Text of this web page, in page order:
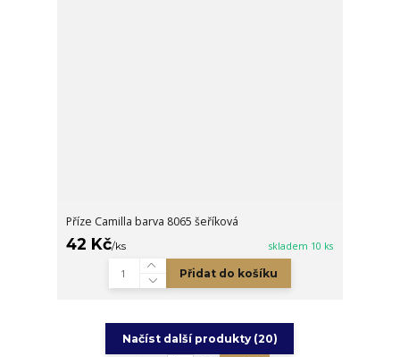
Příze Camilla barva 8065 šeříková
42 Kč/ks skladem 10 ks
Přidat do košíku
Načíst další produkty (20)